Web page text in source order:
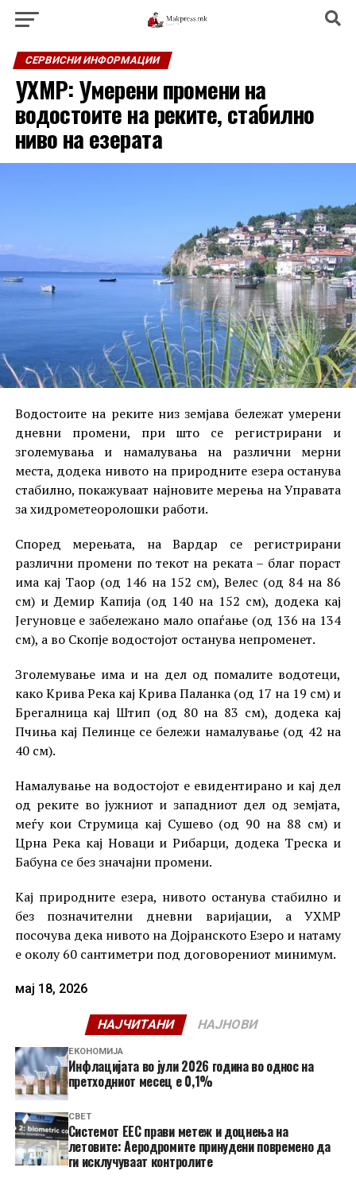
СЕРВИСНИ ИНФОРМАЦИИ
УХМР: Умерени промени на
водостоите на реките, стабилно
ниво на езерата
Водостоите на реките низ земјава бележат умерени
дневни промени, при што се регистрирани и
зголемувања и намалувања на различни мерни
места, додека нивото на природните езера останува
стабилно, покажуваат најновите мерења на Управата
за хидрометеоролошки работи.
Според мерењата, на Вардар се регистрирани
различни промени по текот на реката – благ пораст
има кај Таор (од 146 на 152 см), Велес (од 84 на 86
см) и Демир Капија (од 140 на 152 см), додека кај
Јегуновце е забележано мало опаѓање (од 136 на 134
см), а во Скопје водостојот останува непроменет.
Зголемување има и на дел од помалите водотеци,
како Крива Река кај Крива Паланка (од 17 на 19 см) и
Брегалница кај Штип (од 80 на 83 см), додека кај
Пчиња кај Пелинце се бележи намалување (од 42 на
40 см).
Намалување на водостојот е евидентирано и кај дел
од реките во јужниот и западниот дел од земјата,
меѓу кои Струмица кај Сушево (од 90 на 88 см) и
Црна Река кај Новаци и Рибарци, додека Треска и
Бабуна се без значајни промени.
Кај природните езера, нивото останува стабилно и
без позначителни дневни варијации, а УХМР
посочува дека нивото на Дојранското Езеро и натаму
е околу 60 сантиметри под договорениот минимум.
мај 18, 2026
НАЈЧИТАНИ НАЈНОВИ
ЕКОНОМИЈА
Инфлацијата во јули 2026 година во однос на
претходниот месец е 0,1%
СВЕТ
Системот ЕЕС прави метеж и доцнења на
летовите: Аеродромите принудени повремено да
ги исклучуваат контролите